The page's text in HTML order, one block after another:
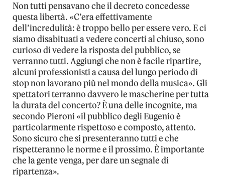
Non tutti pensavano che il decreto concedesse
questa libertà. «C’era effettivamente
dell’incredulità: è troppo bello per essere vero. E ci
siamo disabituati a vedere concerti al chiuso, sono
curioso di vedere la risposta del pubblico, se
verranno tutti. Aggiungi che non è facile ripartire,
alcuni professionisti a causa del lungo periodo di
stop non lavorano più nel mondo della musica». Gli
spettatori terranno davvero le mascherine per tutta
la durata del concerto? È una delle incognite, ma
secondo Pieroni «il pubblico degli Eugenio è
particolarmente rispettoso e composto, attento.
Sono sicuro che si presenteranno tutti e che
rispetteranno le norme e il prossimo. È importante
che la gente venga, per dare un segnale di
ripartenza».